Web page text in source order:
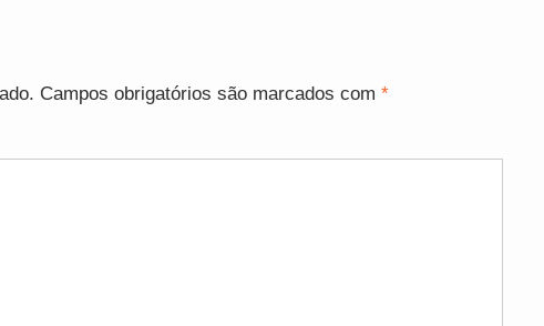
Campos obrigatórios são marcados com *